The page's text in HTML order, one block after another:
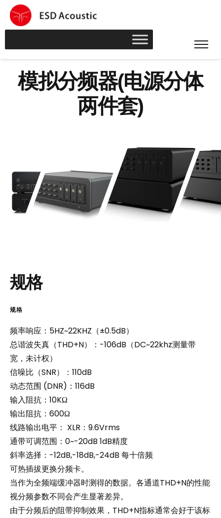
模拟分频器(电源分体
两件套)
规格
规格
频率响应：5HZ~22KHZ（±0.5dB）
总谐波失真（THD+N）：-106dB（DC~22khz测量带
宽，未计权）
信噪比（SNR）：110dB
动态范围 (DNR)：116dB
输入阻抗：10KΩ
输出阻抗：600Ω
线路输出电平： XLR：9.6Vrms
通带可调范围：0~-20dB 1dB精度
斜率选择：-12dB,-18dB,-24dB 每十倍频
可热插拔更换分频卡。
当作为全频端缓冲器时测得的数据。各通道THD+N的性能
视分频参数不同会产生显著差异。
由于分频后的阻带抑制效果，THD+N指标通常会好于该标